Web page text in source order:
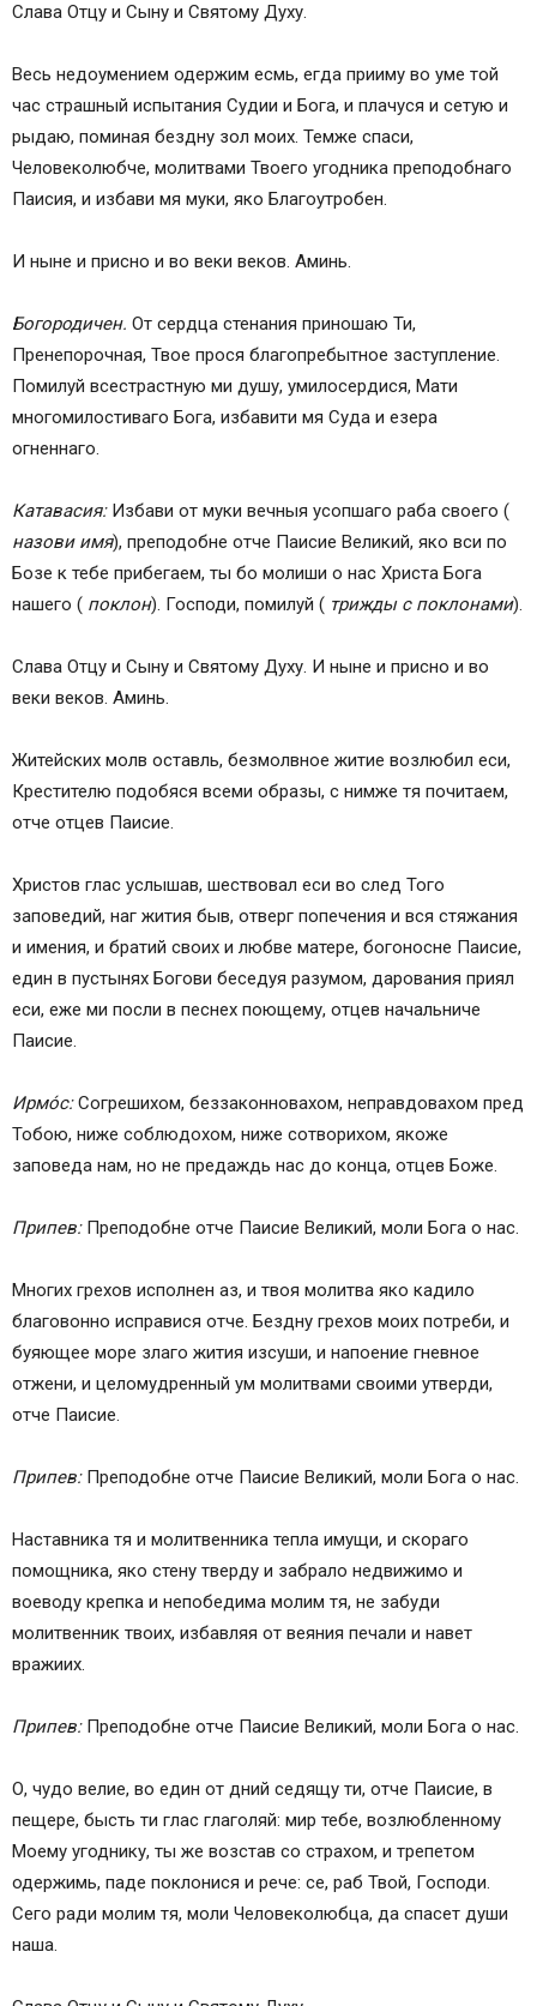
Слава Отцу и Сыну и Святому Духу.
Весь недоумением одержим есмь, егда прииму во уме той
час страшный испытания Судии и Бога, и плачуся и сетую и
рыдаю, поминая бездну зол моих. Темже спаси,
Человеколюбче, молитвами Твоего угодника преподобнаго
Паисия, и избави мя муки, яко Благоутробен.
И ныне и присно и во веки веков. Аминь.
Богородичен. От сердца стенания приношаю Ти,
Пренепорочная, Твое прося благопребытное заступление.
Помилуй всестрастную ми душу, умилосердися, Мати
многомилостиваго Бога, избавити мя Суда и езера
огненнаго.
Катавасия:Избави от муки вечныя усопшаго раба своего (
назови имя), преподобне отче Паисие Великий, яко вси по
Бозе к тебе прибегаем, ты бо молиши о нас Христа Бога
нашего ( поклон). Господи, помилуй ( трижды с поклонами).
Слава Отцу и Сыну и Святому Духу. И ныне и присно и во
веки веков. Аминь.
Житейских молв оставль, безмолвное житие возлюбил еси,
Крестителю подобяся всеми образы, с нимже тя почитаем,
отче отцев Паисие.
Христов глас услышав, шествовал еси во след Того
заповедий, наг жития быв, отверг попечения и вся стяжания
и имения, и братий своих и любве матере, богоносне Паисие,
един в пустынях Богови беседуя разумом, дарования приял
еси, еже ми посли в песнех поющему, отцев начальниче
Паисие.
Ирмо́с:Согрешихом, беззаконновахом, неправдовахом пред
Тобою, ниже соблюдохом, ниже сотворихом, якоже
заповеда нам, но не предаждь нас до конца, отцев Боже.
Припев:Преподобне отче Паисие Великий, моли Бога о нас.
Многих грехов исполнен аз, и твоя молитва яко кадило
благовонно исправися отче. Бездну грехов моих потреби, и
буяющее море злаго жития изсуши, и напоение гневное
отжени, и целомудренный ум молитвами своими утверди,
отче Паисие.
Припев:Преподобне отче Паисие Великий, моли Бога о нас.
Наставника тя и молитвенника тепла имущи, и скораго
помощника, яко стену тверду и забрало недвижимо и
воеводу крепка и непобедима молим тя, не забуди
молитвенник твоих, избавляя от веяния печали и навет
вражиих.
Припев:Преподобне отче Паисие Великий, моли Бога о нас.
О, чудо велие, во един от дний седящу ти, отче Паисие, в
пещере, бысть ти глас глаголяй: мир тебе, возлюбленному
Моему угоднику, ты же возстав со страхом, и трепетом
одержимь, паде поклонися и рече: се, раб Твой, Господи.
Сего ради молим тя, моли Человеколюбца, да спасет души
наша.